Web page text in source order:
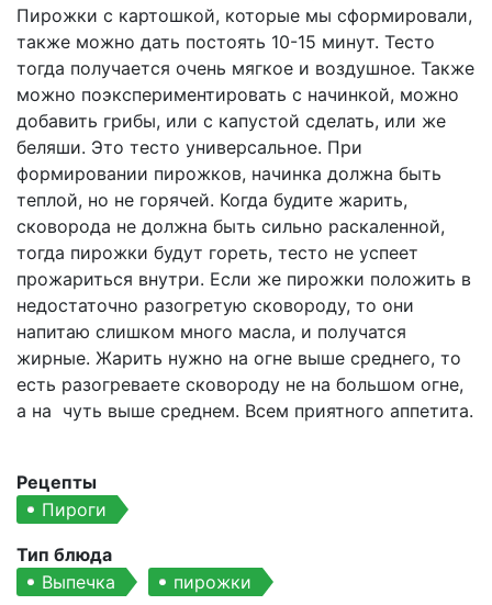
Пирожки с картошкой, которые мы сформировали,
также можно дать постоять 10-15 минут. Тесто
тогда получается очень мягкое и воздушное. Также
можно поэкспериментировать с начинкой, можно
добавить грибы, или с капустой сделать, или же
беляши. Это тесто универсальное. При
формировании пирожков, начинка должна быть
теплой, но не горячей. Когда будите жарить,
сковорода не должна быть сильно раскаленной,
тогда пирожки будут гореть, тесто не успеет
прожариться внутри. Если же пирожки положить в
недостаточно разогретую сковороду, то они
напитаю слишком много масла, и получатся
жирные. Жарить нужно на огне выше среднего, то
есть разогреваете сковороду не на большом огне,
а на чуть выше среднем. Всем приятного аппетита.
Рецепты
Пироги
Тип блюда
Выпечка
пирожки